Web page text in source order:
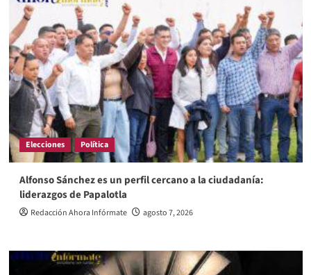
Elecciones Política
Alfonso Sánchez es un perfil cercano a la ciudadanía:
liderazgos de Papalotla
Redacción Ahora Infórmate agosto 7, 2026